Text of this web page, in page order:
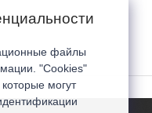
файлы
"Cookies"
могут